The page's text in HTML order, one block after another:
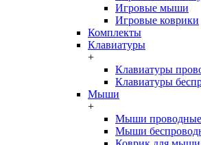
Игровые мыши
Игровые коврики
Комплекты
Клавиатуры
+
Клавиатуры
Клавиатуры
Мыши
+
Мыши проводные
Мыши